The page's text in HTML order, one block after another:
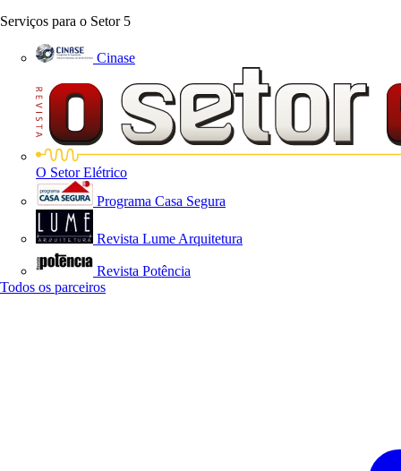
Serviços para o Setor 5
Cinase
O Setor Elétrico
Programa Casa Segura
Revista Lume Arquitetura
Revista Potência
Todos os parceiros